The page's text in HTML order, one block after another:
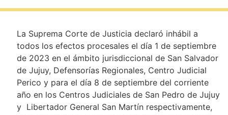
La Suprema Corte de Justicia declaró inhábil a
todos los efectos procesales el día 1 de septiembre
de 2023 en el ámbito jurisdiccional de San Salvador
de Jujuy, Defensorías Regionales, Centro Judicial
Perico y para el día 8 de septiembre del corriente
año en los Centros Judiciales de San Pedro de Jujuy
y Libertador General San Martín respectivamente,